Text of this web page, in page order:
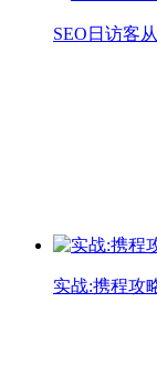
SEO日访客
实战:携程攻